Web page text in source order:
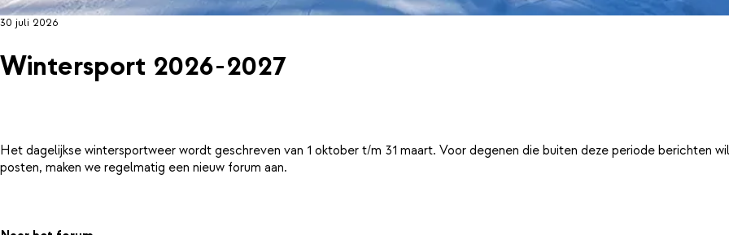
30 juli 2026
Wintersport 2026-2027
Het dagelijkse wintersportweer wordt geschreven van 1 oktober t/m 31 maart. Voor degenen die buiten deze periode berichten
posten, maken we regelmatig een nieuw forum aan.